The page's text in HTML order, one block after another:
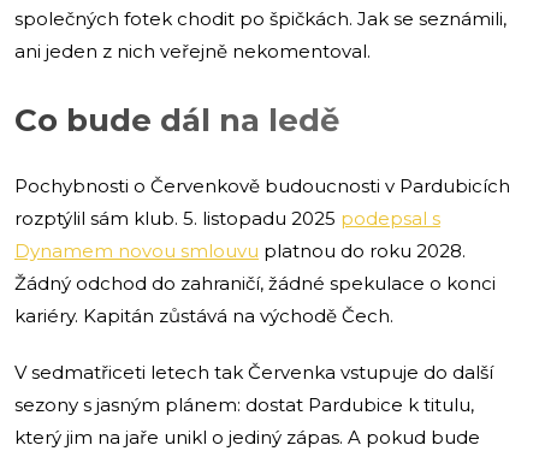
společných fotek chodit po špičkách. Jak se seznámili,
ani jeden z nich veřejně nekomentoval.
Co bude dál na ledě
Pochybnosti o Červenkově budoucnosti v Pardubicích
rozptýlil sám klub. 5. listopadu 2025 podepsal s
Dynamem novou smlouvu platnou do roku 2028.
Žádný odchod do zahraničí, žádné spekulace o konci
kariéry. Kapitán zůstává na východě Čech.
V sedmatřiceti letech tak Červenka vstupuje do další
sezony s jasným plánem: dostat Pardubice k titulu,
který jim na jaře unikl o jediný zápas. A pokud bude